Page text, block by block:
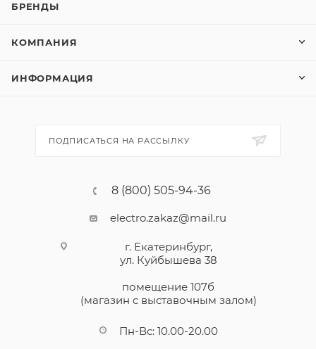
БРЕНДЫ
КОМПАНИЯ
ИНФОРМАЦИЯ
ПОДПИСАТЬСЯ НА РАССЫЛКУ
8 (800) 505-94-36
electro.zakaz@mail.ru
г. Екатеринбург,
ул. Куйбышева 38
помещение 107б
(магазин с выставочным залом)
Пн-Вс: 10.00-20.00